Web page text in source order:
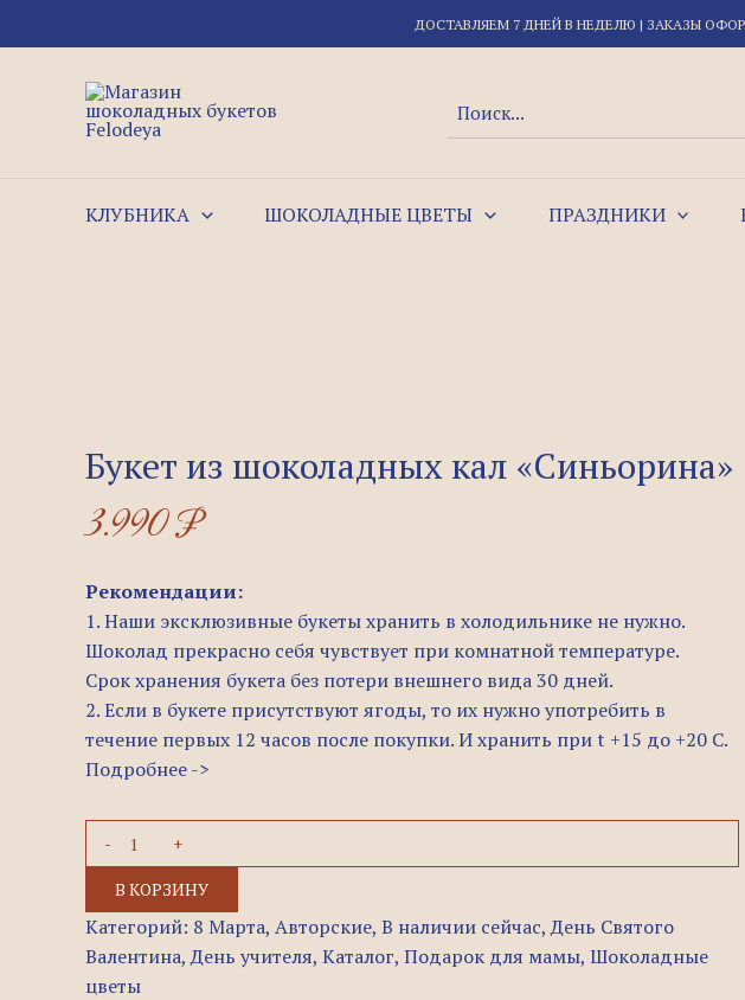
к
ДОСТАВЛЯЕМ 7 ДНЕЙ В НЕДЕЛЮ | ЗАКАЗЫ
КЛУБНИКА ШОКОЛАДНЫЕ ЦВЕТЫ ПРАЗДНИКИ
Букет из шоколадных кал «Синьорина»
3.990₽
Рекомендации:
1. Наши эксклюзивные букеты хранить в холодильнике не нужно.
Шоколад прекрасно себя чувствует при комнатной температуре.
Срок хранения букета без потери внешнего вида 30 дней.
2. Если в букете присутствуют ягоды, то их нужно употребить в
течение первых 12 часов после покупки. И хранить при t +15 до +20 C.
Подробнее ->
В КОРЗИНУ
Категорий: 8 Марта, Авторские, В наличии сейчас,День Святого
Валентина,День учителя, Каталог, Подарок для мамы, Шоколадные
цветы